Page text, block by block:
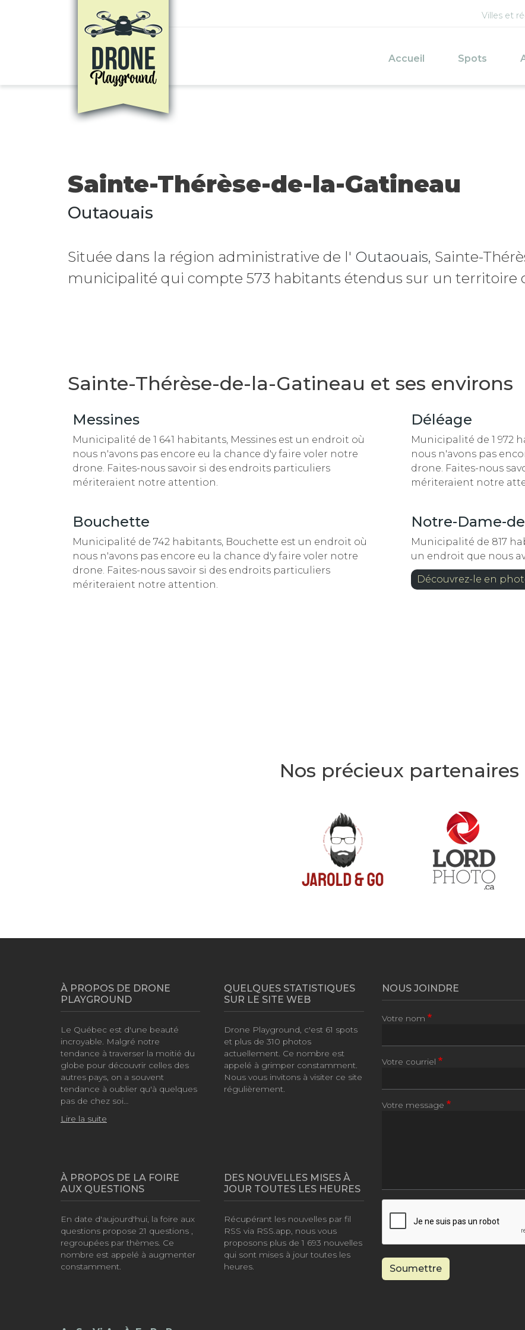
Villes et
Navigation
Accueil Spots
Sainte-Thérèse-de-la-Gatineau
Outaouais
Située dans la région administrative de l' Outaouais, Sainte-
municipalité qui compte 573 habitants étendus sur un territoire
Sainte-Thérèse-de-la-Gatineau et ses environs
Messines
Municipalité de 1 641 habitants, Messines est un endroit où
nous n'avons pas encore eu la chance d'y faire voler notre
drone. Faites-nous savoir si des endroits particuliers
mériteraient notre attention.
Déléage
Municipalité de 1 972
nous n'avons pas
drone. Faites-nous
mériteraient notre
Bouchette
Municipalité de 742 habitants, Bouchette est un endroit où
nous n'avons pas encore eu la chance d'y faire voler notre
drone. Faites-nous savoir si des endroits particuliers
mériteraient notre attention.
Notre-Dame-
Municipalité de 817
un endroit que nous
Découvrez-le en
Nos précieux partenaires
À PROPOS DE DRONE
PLAYGROUND
Le Québec est d'une beauté
incroyable. Malgré notre
tendance à traverser la moitié du
globe pour découvrir celles des
autres pays, on a souvent
tendance à oublier qu'à quelques
pas de chez soi…
Lire la suite
QUELQUES STATISTIQUES
SUR LE SITE WEB
Drone Playground, c'est 61 spots
et plus de310 photos
actuellement. Ce nombre est
appelé à grimper constamment.
Nous vous invitons à visiter ce site
régulièrement.
À PROPOS DE LA FOIRE
AUX QUESTIONS
En date d'aujourd'hui, la foire aux
questions propose 21 questions
regroupées par thèmes. Ce
nombre est appelé à augmenter
constamment.
DES NOUVELLES MISES À
JOUR TOUTES LES HEURES
Récupérant les nouvelles par fil
RSS via RSS.app, nous vous
proposons plus de1 693 nouvelles
qui sont mises à jour toutes les
heures.
NOUS JOINDRE
Votre nom
Votre courriel
Votre message
Soumettre